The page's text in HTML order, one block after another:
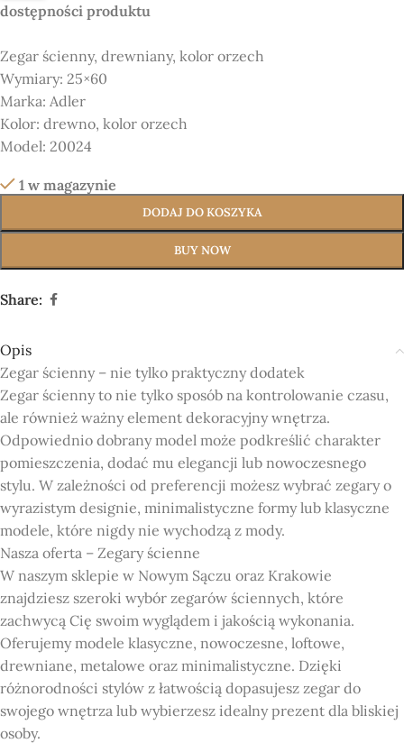
dostępności produktu
Zegar ścienny, drewniany, kolor orzech
Wymiary: 25×60
Marka: Adler
Kolor: drewno, kolor orzech
Model: 20024
1 w magazynie
DODAJ DO KOSZYKA
BUY NOW
Share:
Opis
Zegar ścienny – nie tylko praktyczny dodatek
Zegar ścienny to nie tylko sposób na kontrolowanie czasu,
ale również ważny element dekoracyjny wnętrza.
Odpowiednio dobrany model może podkreślić charakter
pomieszczenia, dodać mu elegancji lub nowoczesnego
stylu. W zależności od preferencji możesz wybrać zegary o
wyrazistym designie, minimalistyczne formy lub klasyczne
modele, które nigdy nie wychodzą z mody.
Nasza oferta – Zegary ścienne
W naszym sklepie w Nowym Sączu oraz Krakowie
znajdziesz szeroki wybór zegarów ściennych, które
zachwycą Cię swoim wyglądem i jakością wykonania.
Oferujemy modele klasyczne, nowoczesne, loftowe,
drewniane, metalowe oraz minimalistyczne. Dzięki
różnorodności stylów z łatwością dopasujesz zegar do
swojego wnętrza lub wybierzesz idealny prezent dla bliskiej
osoby.